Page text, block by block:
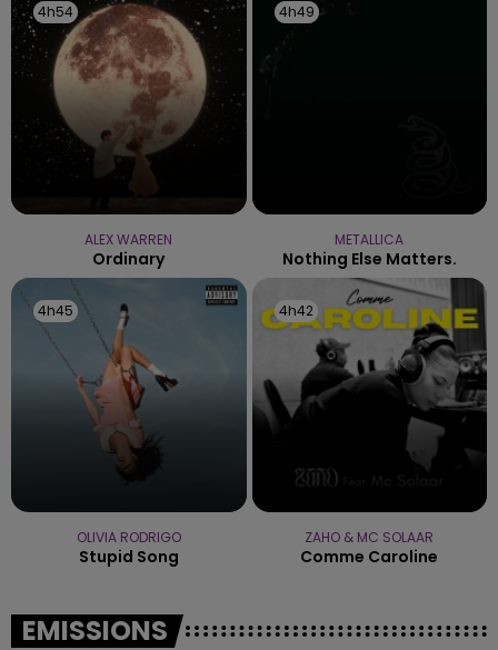
4h54
4h54
ALEX WARREN
Ordinary
4h49
4h49
METALLICA
Nothing Else Matters.
4h45
4h45
OLIVIA RODRIGO
Stupid Song
4h42
4h42
ZAHO & MC SOLAAR
Comme Caroline
EMISSIONS